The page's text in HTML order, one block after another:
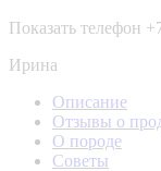
Показать телефон
Ирина
Описание
Отзывы о
О породе
Советы